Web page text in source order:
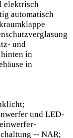
elektrisch
automatisch
und
in
in
und LED-
-- NAR;